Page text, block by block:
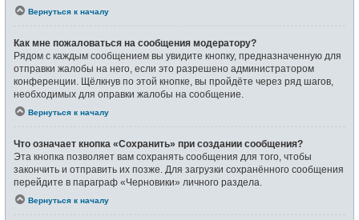
Вернуться к началу
Как мне пожаловаться на сообщения модератору?
Рядом с каждым сообщением вы увидите кнопку, предназначенную для
отправки жалобы на него, если это разрешено администратором
конференции. Щёлкнув по этой кнопке, вы пройдёте через ряд шагов,
необходимых для оправки жалобы на сообщение.
Вернуться к началу
Что означает кнопка «Сохранить» при создании сообщения?
Эта кнопка позволяет вам сохранять сообщения для того, чтобы
закончить и отправить их позже. Для загрузки сохранённого сообщения
перейдите в параграф «Черновики» личного раздела.
Вернуться к началу